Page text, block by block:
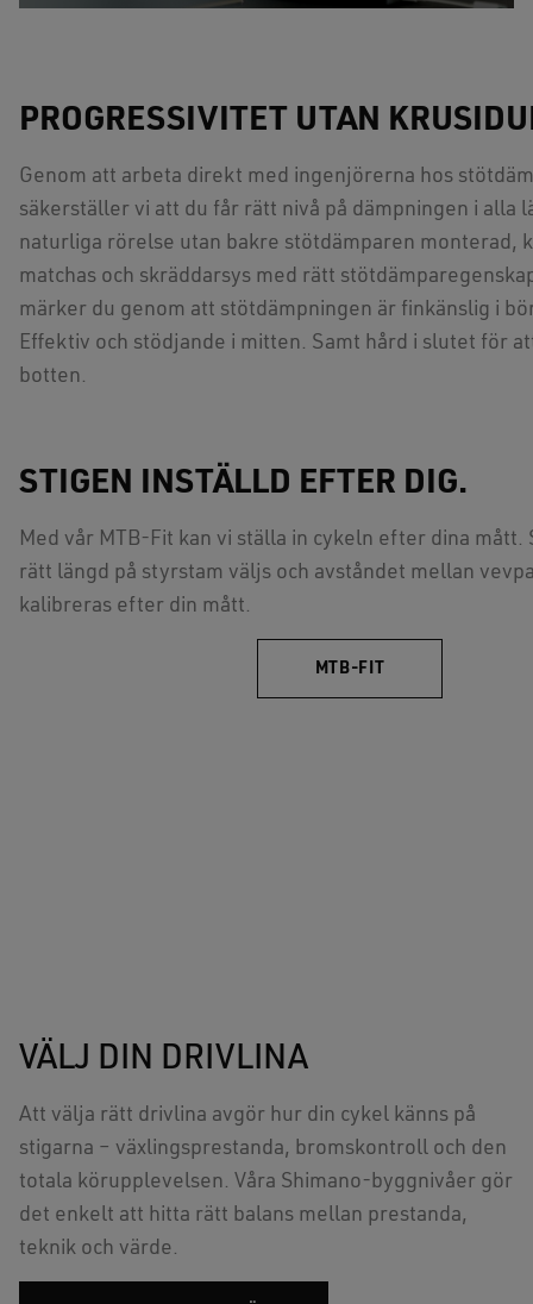
PROGRESSIVITET UTAN
Genom att arbeta direkt med ingenjörerna hos
säkerställer vi att du får rätt nivå på dämpningen i alla
naturliga rörelse utan bakre stötdämparen monterad,
matchas och skräddarsys med rätt
märker du genom att stötdämpningen är finkänslig i
Effektiv och stödjande i mitten. Samt hård i slutet för
botten.
STIGEN INSTÄLLD EFTER DIG.
Med vår MTB-Fit kan vi ställa in cykeln efter dina mått.
rätt längd på styrstam väljs och avståndet mellan
kalibreras efter din mått.
MTB-FIT
VÄLJ DIN DRIVLINA
Att välja rätt drivlina avgör hur din cykel känns på
stigarna – växlingsprestanda, bromskontroll och den
totala körupplevelsen. Våra Shimano-byggnivåer gör
det enkelt att hitta rätt balans mellan prestanda,
teknik och värde.